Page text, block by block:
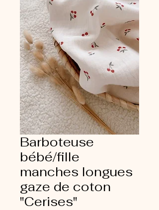
Barboteuse
bébé/fille
manches longues
gaze de coton
"Cerises"